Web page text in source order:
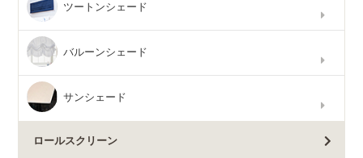
ツートンシェード
バルーンシェード
サンシェード
ロールスクリーン